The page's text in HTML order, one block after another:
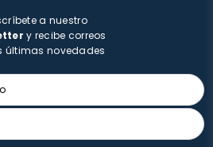
a nuestro
y recibe correos
últimas novedades